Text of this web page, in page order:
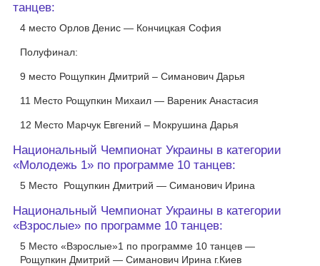
танцев:
4 место Орлов Денис — Кончицкая София
Полуфинал:
9 место Рощупкин Дмитрий – Симанович Дарья
11 Место Рощупкин Михаил — Вареник Анастасия
12 Место Марчук Евгений – Мокрушина Дарья
Национальный Чемпионат Украины в категории
«Молодежь 1» по программе 10 танцев:
5 Место Рощупкин Дмитрий — Симанович Ирина
Национальный Чемпионат Украины в категории
«Взрослые» по программе 10 танцев:
5 Место «Взрослые»1 по программе 10 танцев —
Рощупкин Дмитрий — Симанович Ирина г.Киев